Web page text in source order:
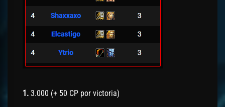
1. 3.000 (+ 50 CP por victoria)